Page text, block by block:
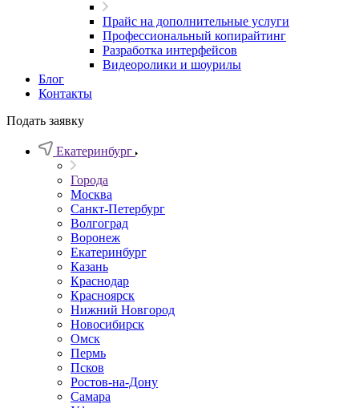
Прайс на дополнительные услуги
Профессиональный копирайтинг
Разработка интерфейсов
Видеоролики и шоурилы
Блог
Контакты
Подать заявку
Екатеринбург
Города
Москва
Санкт-Петербург
Волгоград
Воронеж
Екатеринбург
Казань
Краснодар
Красноярск
Нижний Новгород
Новосибирск
Омск
Пермь
Псков
Ростов-на-Дону
Самара